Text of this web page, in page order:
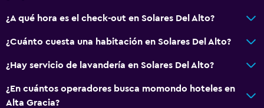
¿A qué hora es el check-out en Solares Del Alto?
¿Cuánto cuesta una habitación en Solares Del Alto?
¿Hay servicio de lavandería en Solares Del Alto?
¿En cuántos operadores busca momondo hoteles en
Alta Gracia?